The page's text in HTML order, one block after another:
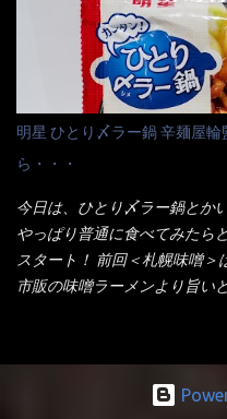
へ内容物を全て移すのと同時
させる。 箸で麺から移動さ
りました。 良い感じではな
カップの壁面に残っていたの
トカップへ。 まずは麺を見る
打ちで縮れてます。 ■蒙古タ
は、やはり太く平打ちですが
は、どちらも柔らかいと感
いのね。 箸で持ち上げた状態
蒙古タンメン中本カップ ど
い！ そう湯を吸って伸びた
い。 多分麺は、厚みとストレ
品揃えも上じゃん！ だって
うが無いじゃん！ 日本で話
ぇ～ 袋麺と云えば【サッポロ
に革新的な袋麺が出た！ そ
品！！ 生麺感覚～と大御所
有名になりTOPに・・・その
がリリース！つまり今回の【
しては廉価版のポジション
本品なんか出前一丁などと一
スープが主流でしょう！？だ
覚）と云うのが評価です。 正
ヨ～ でも熊が＼買ってね！
た。 それじゃ～食べましょ
明星 ひとり〆ラー鍋 辛麺屋
ら・・・
今日は、ひとり〆ラー鍋とか
やっぱり普通に食べてみたら
スタート！ 前回＜札幌味噌
市販の味噌ラーメンより旨い
おひとり用鍋の素です。辛麺
旨みが染み出たスープに鍋に